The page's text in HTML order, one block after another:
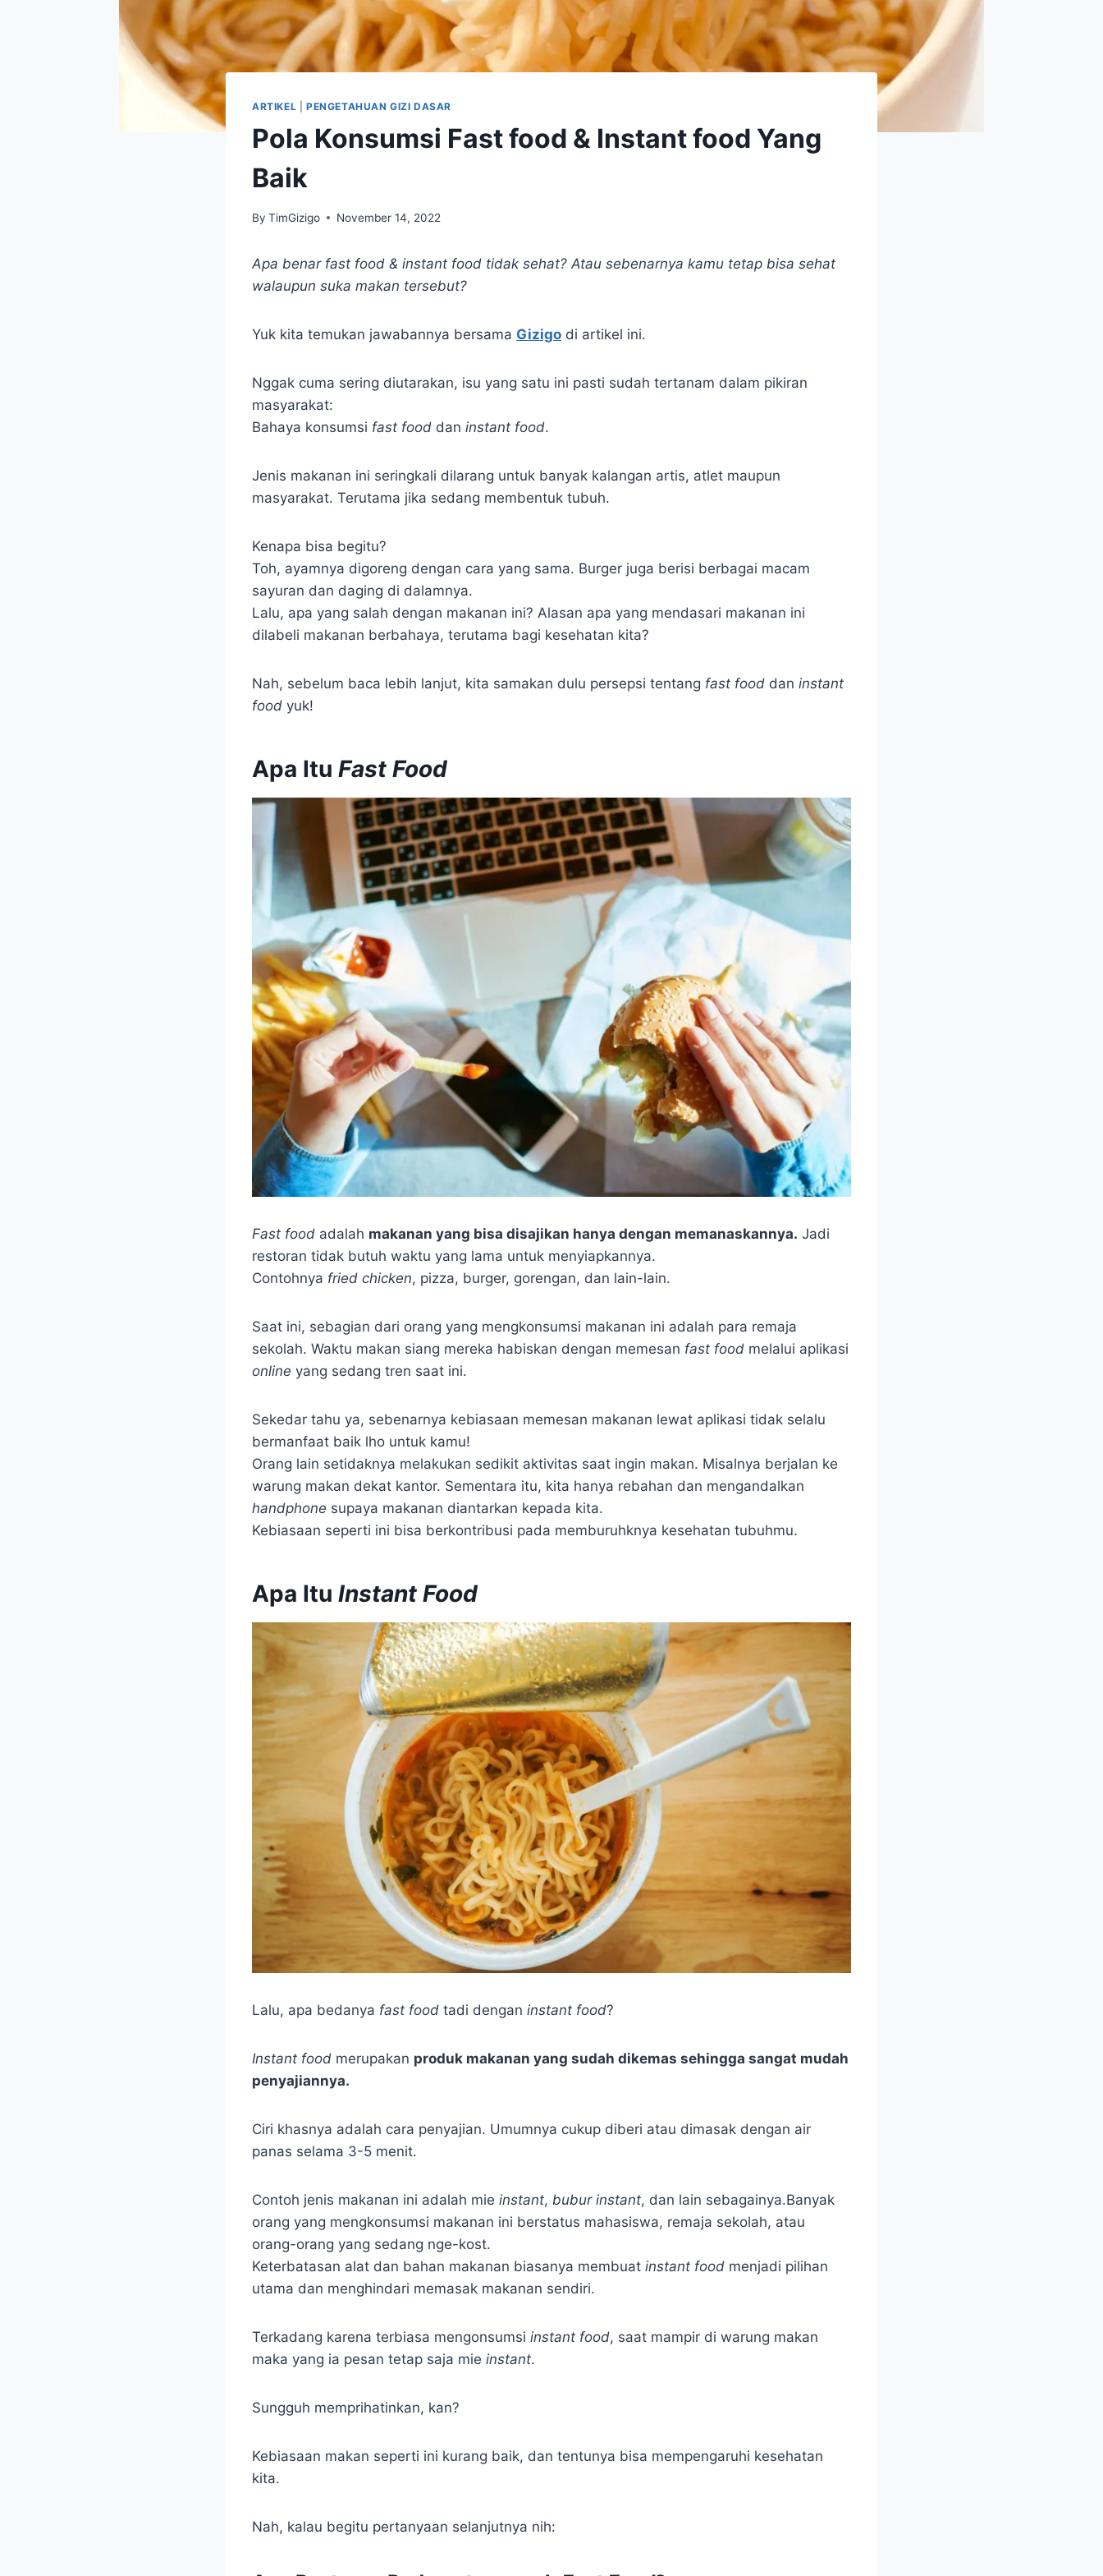
ARTIKEL PENGETAHUAN GIZI DASAR
Pola Konsumsi Fast food & Instant food Yang
Baik
By TimGizigo November 14, 2022
Apa benar fast food & instant food tidak sehat? Atau sebenarnya kamu tetap bisa sehat
walaupun suka makan tersebut?
Yuk kita temukan jawabannya bersama Gizigo di artikel ini.
Nggak cuma sering diutarakan, isu yang satu ini pasti sudah tertanam dalam pikiran
masyarakat:
Bahaya konsumsi fast food dan instant food.
Jenis makanan ini seringkali dilarang untuk banyak kalangan artis, atlet maupun
masyarakat. Terutama jika sedang membentuk tubuh.
Kenapa bisa begitu?
Toh, ayamnya digoreng dengan cara yang sama. Burger juga berisi berbagai macam
sayuran dan daging di dalamnya.
Lalu, apa yang salah dengan makanan ini? Alasan apa yang mendasari makanan ini
dilabeli makanan berbahaya, terutama bagi kesehatan kita?
Nah, sebelum baca lebih lanjut, kita samakan dulu persepsi tentang fast food dan instant
food yuk!
Apa Itu Fast Food
Fast food adalah makanan yang bisa disajikan hanya dengan memanaskannya. Jadi
restoran tidak butuh waktu yang lama untuk menyiapkannya.
Contohnya fried chicken, pizza, burger, gorengan, dan lain-lain.
Saat ini, sebagian dari orang yang mengkonsumsi makanan ini adalah para remaja
sekolah. Waktu makan siang mereka habiskan dengan memesan fast food melalui aplikasi
online yang sedang tren saat ini.
Sekedar tahu ya, sebenarnya kebiasaan memesan makanan lewat aplikasi tidak selalu
bermanfaat baik lho untuk kamu!
Orang lain setidaknya melakukan sedikit aktivitas saat ingin makan. Misalnya berjalan ke
warung makan dekat kantor. Sementara itu, kita hanya rebahan dan mengandalkan
handphone supaya makanan diantarkan kepada kita.
Kebiasaan seperti ini bisa berkontribusi pada memburuhknya kesehatan tubuhmu.
Apa Itu Instant Food
Lalu, apa bedanya fast food tadi dengan instant food?
Instant food merupakan produk makanan yang sudah dikemas sehingga sangat mudah
penyajiannya.
Ciri khasnya adalah cara penyajian. Umumnya cukup diberi atau dimasak dengan air
panas selama 3-5 menit.
Contoh jenis makanan ini adalah mie instant, bubur instant, dan lain sebagainya.Banyak
orang yang mengkonsumsi makanan ini berstatus mahasiswa, remaja sekolah, atau
orang-orang yang sedang nge-kost.
Keterbatasan alat dan bahan makanan biasanya membuat instant food menjadi pilihan
utama dan menghindari memasak makanan sendiri.
Terkadang karena terbiasa mengonsumsi instant food, saat mampir di warung makan
maka yang ia pesan tetap saja mie instant.
Sungguh memprihatinkan, kan?
Kebiasaan makan seperti ini kurang baik, dan tentunya bisa mempengaruhi kesehatan
kita.
Nah, kalau begitu pertanyaan selanjutnya nih: